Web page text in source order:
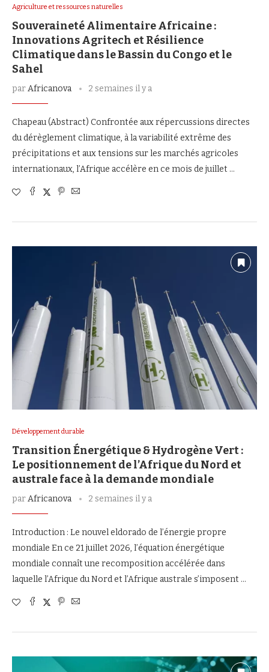
Agriculture et ressources naturelles
Souveraineté Alimentaire Africaine :
Innovations Agritech et Résilience
Climatique dans le Bassin du Congo et le
Sahel
parAfricanova 2 semaines il y a
Chapeau (Abstract) Confrontée aux répercussions directes
du dérèglement climatique, à la variabilité extrême des
précipitations et aux tensions sur les marchés agricoles
internationaux, l’Afrique accélère en ce mois de juillet …
Développement durable
Transition Énergétique & Hydrogène Vert :
Le positionnement de l’Afrique du Nord et
australe face à la demande mondiale
parAfricanova 2 semaines il y a
Introduction : Le nouvel eldorado de l’énergie propre
mondiale En ce 21 juillet 2026, l’équation énergétique
mondiale connaît une recomposition accélérée dans
laquelle l’Afrique du Nord et l’Afrique australe s’imposent …